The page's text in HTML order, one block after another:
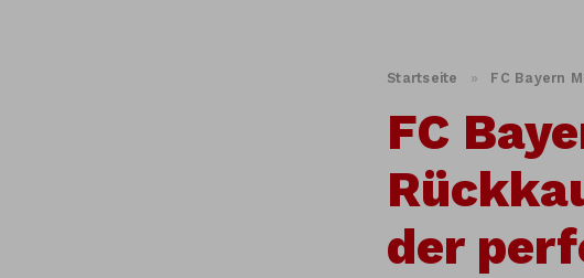
Startseite » FC Bayern
FC
der